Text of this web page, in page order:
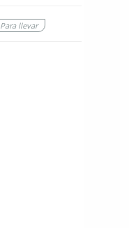
Para llevar